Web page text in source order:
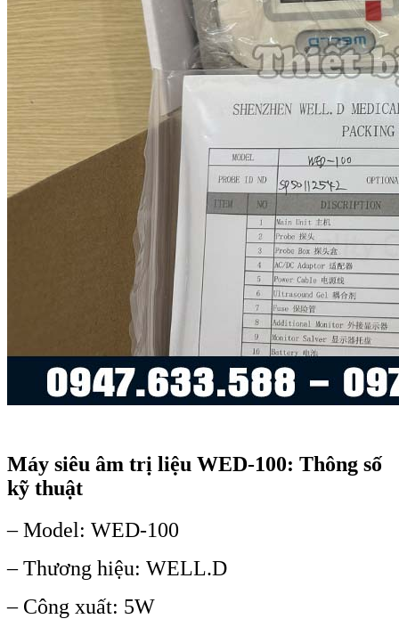
Máy siêu âm trị liệu WED-100: Thông số
kỹ thuật
– Model: WED-100
– Thương hiệu: WELL.D
– Công xuất: 5W